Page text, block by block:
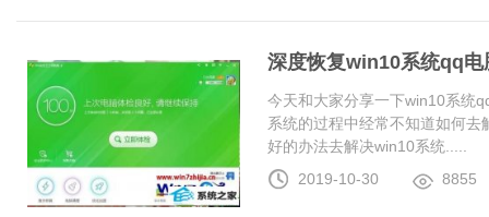
深度恢复win10系统qq
今天和大家分享一下win10系统
系统的过程中经常不知道如何
好的办法去解决win10系统.....
2019-10-30
8855